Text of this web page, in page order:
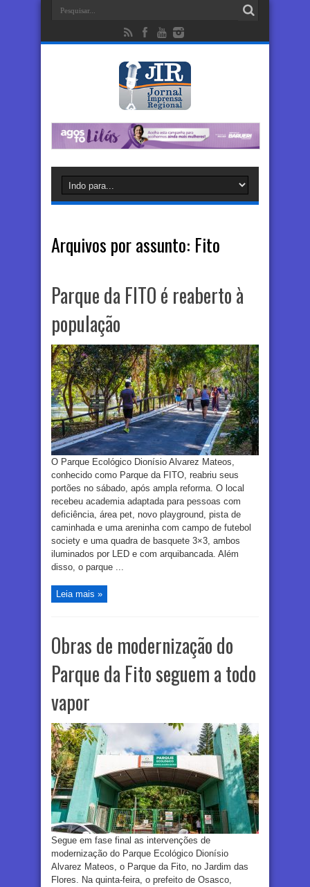
Arquivos por assunto: Fito
Parque da FITO é reaberto à
população
O Parque Ecológico Dionísio Alvarez Mateos,
conhecido como Parque da FITO, reabriu seus
portões no sábado, após ampla reforma. O local
recebeu academia adaptada para pessoas com
deficiência, área pet, novo playground, pista de
caminhada e uma areninha com campo de futebol
society e uma quadra de basquete 3×3, ambos
iluminados por LED e com arquibancada. Além
disso, o parque ...
Leia mais »
Obras de modernização do
Parque da Fito seguem a todo
vapor
Segue em fase final as intervenções de
modernização do Parque Ecológico Dionísio
Alvarez Mateos, o Parque da Fito, no Jardim das
Flores. Na quinta-feira, o prefeito de Osasco,